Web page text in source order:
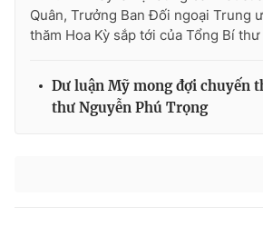
® Cấm sao chép dưới mọi hình thức nếu
thuận bằng văn bản. Ghi rõ nguồn
Quân, Trưởng Ban Đối ngoại Trung
thăm Hoa Kỳ sắp tới của Tổng Bí
Dư luận Mỹ mong đợi chuyến
thư Nguyễn Phú Trọng